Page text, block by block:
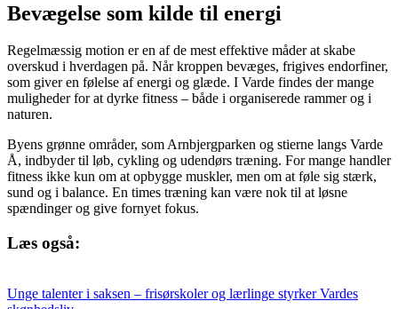
Bevægelse som kilde til energi
Regelmæssig motion er en af de mest effektive måder at skabe
overskud i hverdagen på. Når kroppen bevæges, frigives endorfiner,
som giver en følelse af energi og glæde. I Varde findes der mange
muligheder for at dyrke fitness – både i organiserede rammer og i
naturen.
Byens grønne områder, som Arnbjergparken og stierne langs Varde
Å, indbyder til løb, cykling og udendørs træning. For mange handler
fitness ikke kun om at opbygge muskler, men om at føle sig stærk,
sund og i balance. En times træning kan være nok til at løsne
spændinger og give fornyet fokus.
Læs også:
Unge talenter i saksen – frisørskoler og lærlinge styrker Vardes